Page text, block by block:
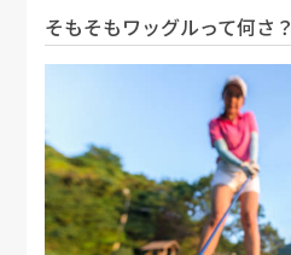
そもそもワッグルって何さ？